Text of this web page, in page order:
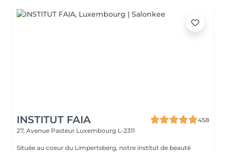
INSTITUT FAIA
458
27, Avenue Pasteur Luxembourg L-2311
Située au coeur du Limpertsberg, notre institut de beauté